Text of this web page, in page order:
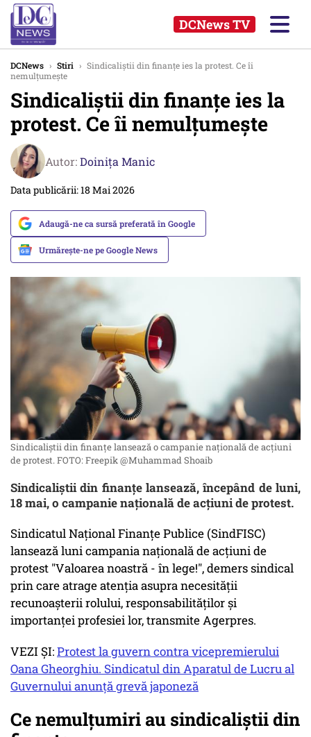
DCNews TV
DCNews › Stiri › Sindicaliştii din finanţe ies la protest. Ce îi
nemulțumește
Sindicaliştii din finanţe ies la
protest. Ce îi nemulțumește
Autor:Doinița Manic
Data publicării: 18 Mai 2026
Adaugă-ne ca sursă preferată în Google
Urmărește-ne pe Google News
Sindicaliștii din finanțe lansează o campanie naţională de acţiuni
de protest. FOTO: Freepik @Muhammad Shoaib
Sindicaliştii din finanţe lansează, începând de luni,
18 mai, o campanie naţională de acţiuni de protest.
Sindicatul Naţional Finanţe Publice (SindFISC)
lansează luni campania naţională de acţiuni de
protest "Valoarea noastră - în lege!", demers sindical
prin care atrage atenţia asupra necesităţii
recunoaşterii rolului, responsabilităţilor şi
importanţei profesiei lor, transmite Agerpres.
VEZI ȘI:Protest la guvern contra vicepremierului
Oana Gheorghiu. Sindicatul din Aparatul de Lucru al
Guvernului anunţă grevă japoneză
Ce nemulțumiri au sindicaliştii din